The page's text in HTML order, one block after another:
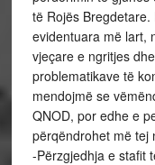
-Përzgjedhja e stafit